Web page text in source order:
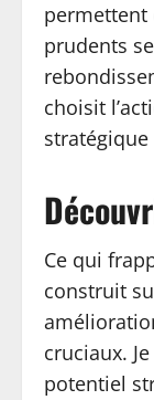
permettent
prudents
choisit
stratégique
Ce qui
construit
cruciaux.
potentiel